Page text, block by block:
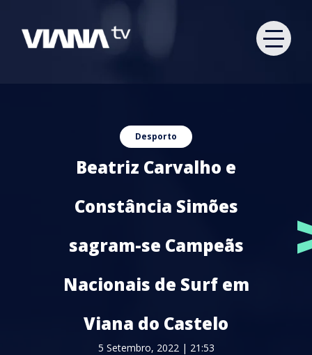
Desporto
Beatriz Carvalho e
Constância Simões
sagram-se Campeãs
Nacionais de Surf em
Viana do Castelo
5 Setembro, 2022 | 21:53